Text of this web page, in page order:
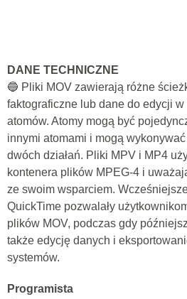
DANE TECHNICZNE
🔵 Pliki MOV zawierają różne
faktograficzne lub dane do edycji
atomów. Atomy mogą być
innymi atomami i mogą
dwóch działań. Pliki MPV i MP4
kontenera plików MPEG-4 i
ze swoim wsparciem.
QuickTime pozwalały
plików MOV, podczas gdy
także edycję danych i
systemów.
Programista